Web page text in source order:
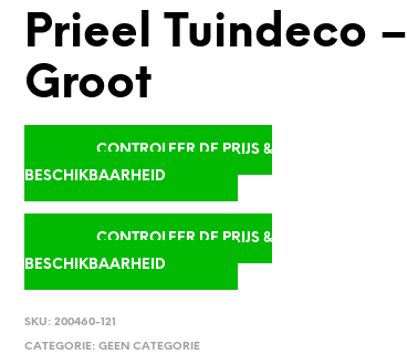
Prieel Tuindeco –
Groot
CONTROLEER DE PRIJS &
BESCHIKBAARHEID
CONTROLEER DE PRIJS &
BESCHIKBAARHEID
SKU:200460-121
CATEGORIE:GEEN CATEGORIE